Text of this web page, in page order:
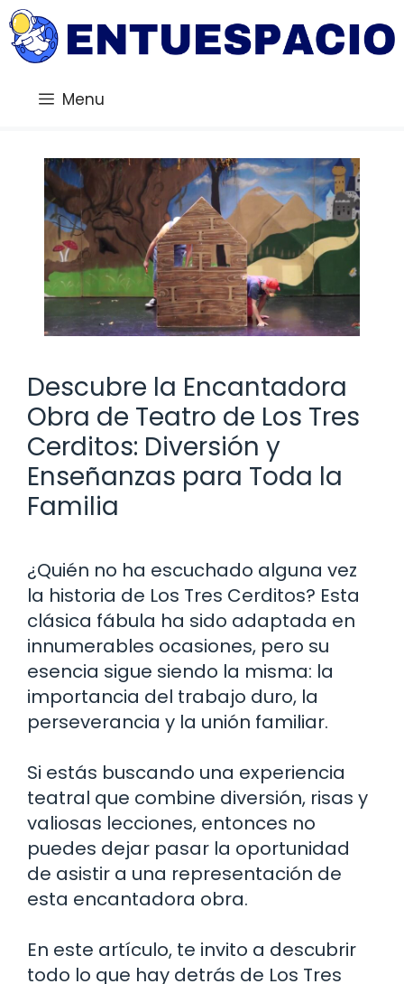
Saltar
al
contenido
Menu
Descubre la Encantadora
Obra de Teatro de Los Tres
Cerditos: Diversión y
Enseñanzas para Toda la
Familia
¿Quién no ha escuchado alguna vez
la historia de Los Tres Cerditos? Esta
clásica fábula ha sido adaptada en
innumerables ocasiones, pero su
esencia sigue siendo la misma: la
importancia del trabajo duro, la
perseverancia y la unión familiar.
Si estás buscando una experiencia
teatral que combine diversión, risas y
valiosas lecciones, entonces no
puedes dejar pasar la oportunidad
de asistir a una representación de
esta encantadora obra.
En este artículo, te invito a descubrir
todo lo que hay detrás de Los Tres